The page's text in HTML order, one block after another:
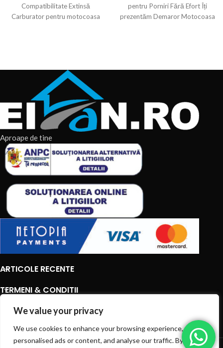
We value your privacy
We use cookies to enhance your browsing experience, serve
personalised ads or content, and analyse our traffic. By
Compatibilitate Extinsă
Carburator pentru motocoasa
pentru Porniri Fără Efort Îți
prezentăm Demaror Motocoasa
Aproape de tine
ARTICOLE RECENTE
TERMENI & CONDITII
CATEGORII DE PRODUSE
CATEGORII DE PRODUSE
© 2026EIAN.RO | Toate drepturile rezervate.